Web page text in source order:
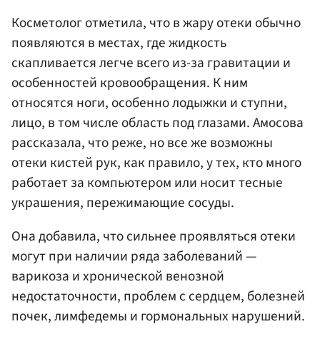
Косметолог отметила, что в жару отеки обычно
появляются в местах, где жидкость
скапливается легче всего из-за гравитации и
особенностей кровообращения. К ним
относятся ноги, особенно лодыжки и ступни,
лицо, в том числе область под глазами. Амосова
рассказала, что реже, но все же возможны
отеки кистей рук, как правило, у тех, кто много
работает за компьютером или носит тесные
украшения, пережимающие сосуды.
Она добавила, что сильнее проявляться отеки
могут при наличии ряда заболеваний —
варикоза и хронической венозной
недостаточности, проблем с сердцем, болезней
почек, лимфедемы и гормональных нарушений.